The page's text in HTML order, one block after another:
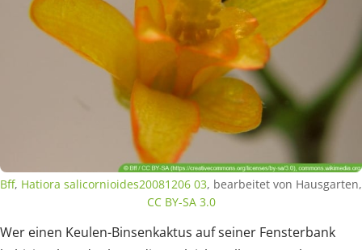
Bff, Hatiora salicornioides20081206 03, bearbeitet von Hausgarten,
CC BY-SA 3.0
Wer einen Keulen-Binsenkaktus auf seiner Fensterbank